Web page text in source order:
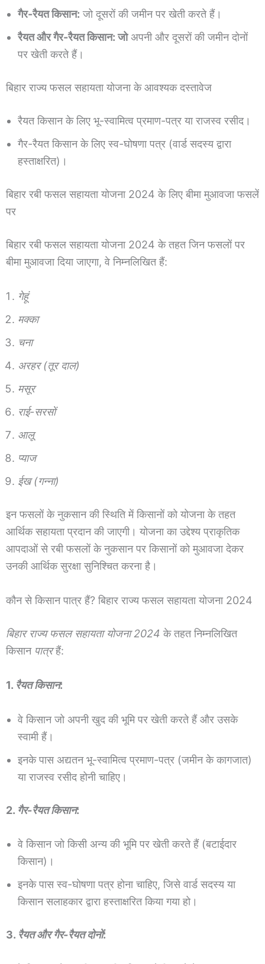
गैर-रैयत किसान: जो दूसरों की जमीन पर खेती करते हैं।
रैयत और गैर-रैयत किसान: जोअपनी और दूसरों की जमीन दोनों
पर खेती करते हैं।
बिहार राज्य फसल सहायता योजना के आवश्यक दस्तावेज
रैयत किसान के लिए भू-स्वामित्व प्रमाण-पत्र या राजस्व रसीद।
गैर-रैयत किसान के लिए स्व-घोषणा पत्र (वार्ड सदस्य द्वारा
हस्ताक्षरित)।
बिहार रबी फसल सहायता योजना 2024 के लिए बीमा मुआवजा फसलें
पर
बिहार रबी फसल सहायता योजना 2024 के तहत जिन फसलों पर
बीमा मुआवजा दिया जाएगा, वे निम्नलिखित हैं:
गेहूं
मक्का
चना
अरहर (तूर दाल)
मसूर
राई-सरसों
आलू
प्याज
ईख (गन्ना)
इन फसलों के नुकसान की स्थिति में किसानों को योजना के तहत
आर्थिक सहायता प्रदान की जाएगी। योजना का उद्देश्य प्राकृतिक
आपदाओं से रबी फसलों के नुकसान पर किसानों को मुआवजा देकर
उनकी आर्थिक सुरक्षा सुनिश्चित करना है।
कौन से किसान पात्र हैं? बिहार राज्य फसल सहायता योजना 2024
बिहार राज्य फसल सहायता योजना 2024 के तहत निम्नलिखित
किसान पात्रहैं:
1. रैयत किसान:
वे किसान जो अपनी खुद की भूमि पर खेती करते हैं और उसके
स्वामी हैं।
इनके पास अद्यतन भू-स्वामित्व प्रमाण-पत्र (जमीन के कागजात)
या राजस्व रसीद होनी चाहिए।
2. गैर-रैयत किसान:
वे किसान जो किसी अन्य की भूमि पर खेती करते हैं (बटाईदार
किसान)।
इनके पास स्व-घोषणा पत्र होना चाहिए, जिसे वार्ड सदस्य या
किसान सलाहकार द्वारा हस्ताक्षरित किया गया हो।
3. रैयत और गैर-रैयत दोनों: